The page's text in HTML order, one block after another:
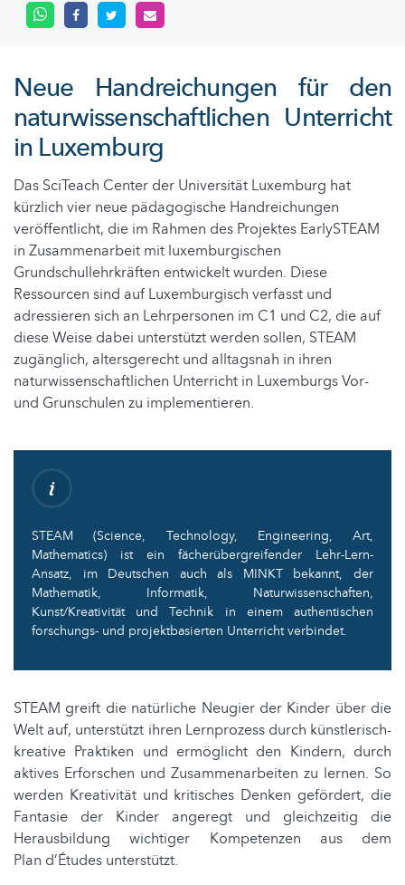
Neue Handreichungen für den
naturwissenschaftlichen Unterricht
in Luxemburg
Das SciTeach Center der Universität Luxemburg hat
kürzlich vier neue pädagogische Handreichungen
veröffentlicht, die im Rahmen des Projektes EarlySTEAM
in Zusammenarbeit mit luxemburgischen
Grundschullehrkräften entwickelt wurden. Diese
Ressourcen sind auf Luxemburgisch verfasst und
adressieren sich an Lehrpersonen im C1 und C2, die auf
diese Weise dabei unterstützt werden sollen, STEAM
zugänglich, altersgerecht und alltagsnah in ihren
naturwissenschaftlichen Unterricht in Luxemburgs Vor-
und Grunschulen zu implementieren.
STEAM (Science, Technology, Engineering, Art,
Mathematics) ist ein fächerübergreifender Lehr-Lern-
Ansatz, im Deutschen auch als MINKT bekannt, der
Mathematik, Informatik, Naturwissenschaften,
Kunst/Kreativität und Technik in einem authentischen
forschungs- und projektbasierten Unterricht verbindet.
STEAM greift die natürliche Neugier der Kinder über die
Welt auf, unterstützt ihren Lernprozess durch künstlerisch-
kreative Praktiken und ermöglicht den Kindern, durch
aktives Erforschen und Zusammenarbeiten zu lernen. So
werden Kreativität und kritisches Denken gefördert, die
Fantasie der Kinder angeregt und gleichzeitig die
Herausbildung wichtiger Kompetenzen aus dem
Plan d’Études unterstützt.